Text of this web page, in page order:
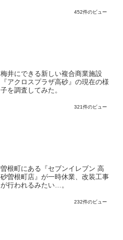
452件のビュー
梅井にできる新しい複合商業施設
『アクロスプラザ高砂』の現在の様
子を調査してみた。
321件のビュー
曽根町にある『セブンイレブン 高
砂曽根町店』が一時休業、改装工事
が行われるみたい…。
232件のビュー